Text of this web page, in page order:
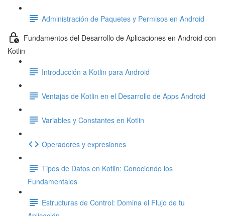
Administración de Paquetes y Permisos en Android
Fundamentos del Desarrollo de Aplicaciones en Android con
Kotlin
Introducción a Kotlin para Android
Ventajas de Kotlin en el Desarrollo de Apps Android
Variables y Constantes en Kotlin
Operadores y expresiones
Tipos de Datos en Kotlin: Conociendo los
Fundamentales
Estructuras de Control: Domina el Flujo de tu